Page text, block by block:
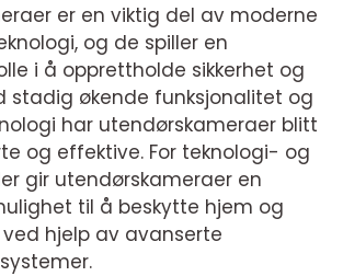
er en viktig del av moderne
og de spiller en
i å opprettholde sikkerhet og
stadig økende funksjonalitet og
har utendørskameraer blitt
og effektive. For teknologi- og
gir utendørskameraer en
til å beskytte hjem og
hjelp av avanserte